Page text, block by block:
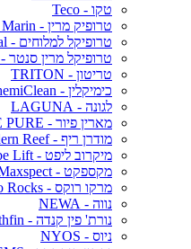
טקו - Teco
טרופיק מרין - Tropic Marin
טרופיקל למלוחים - Tropical
טרופיקל מרין סנטר - TMC
טריטון - TRITON
כימיקלין - ChemiClean
לגונה - LAGUNA
מארין פיור - MARINE PURE
מודרן ריף - Modern Reef
מיקרוב ליפט - Microbe Lift
מקספקט - Maxspect
מרקו רוקס - Marco Rocks
נווה - NEWA
נורת' פין קנדה - Northfin
ניוס - NYOS